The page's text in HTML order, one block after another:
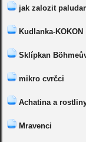
jak zalozit
Kudlanka-KOKON
Sklípkan
mikro cvrčci
Achatina a
Mravenci